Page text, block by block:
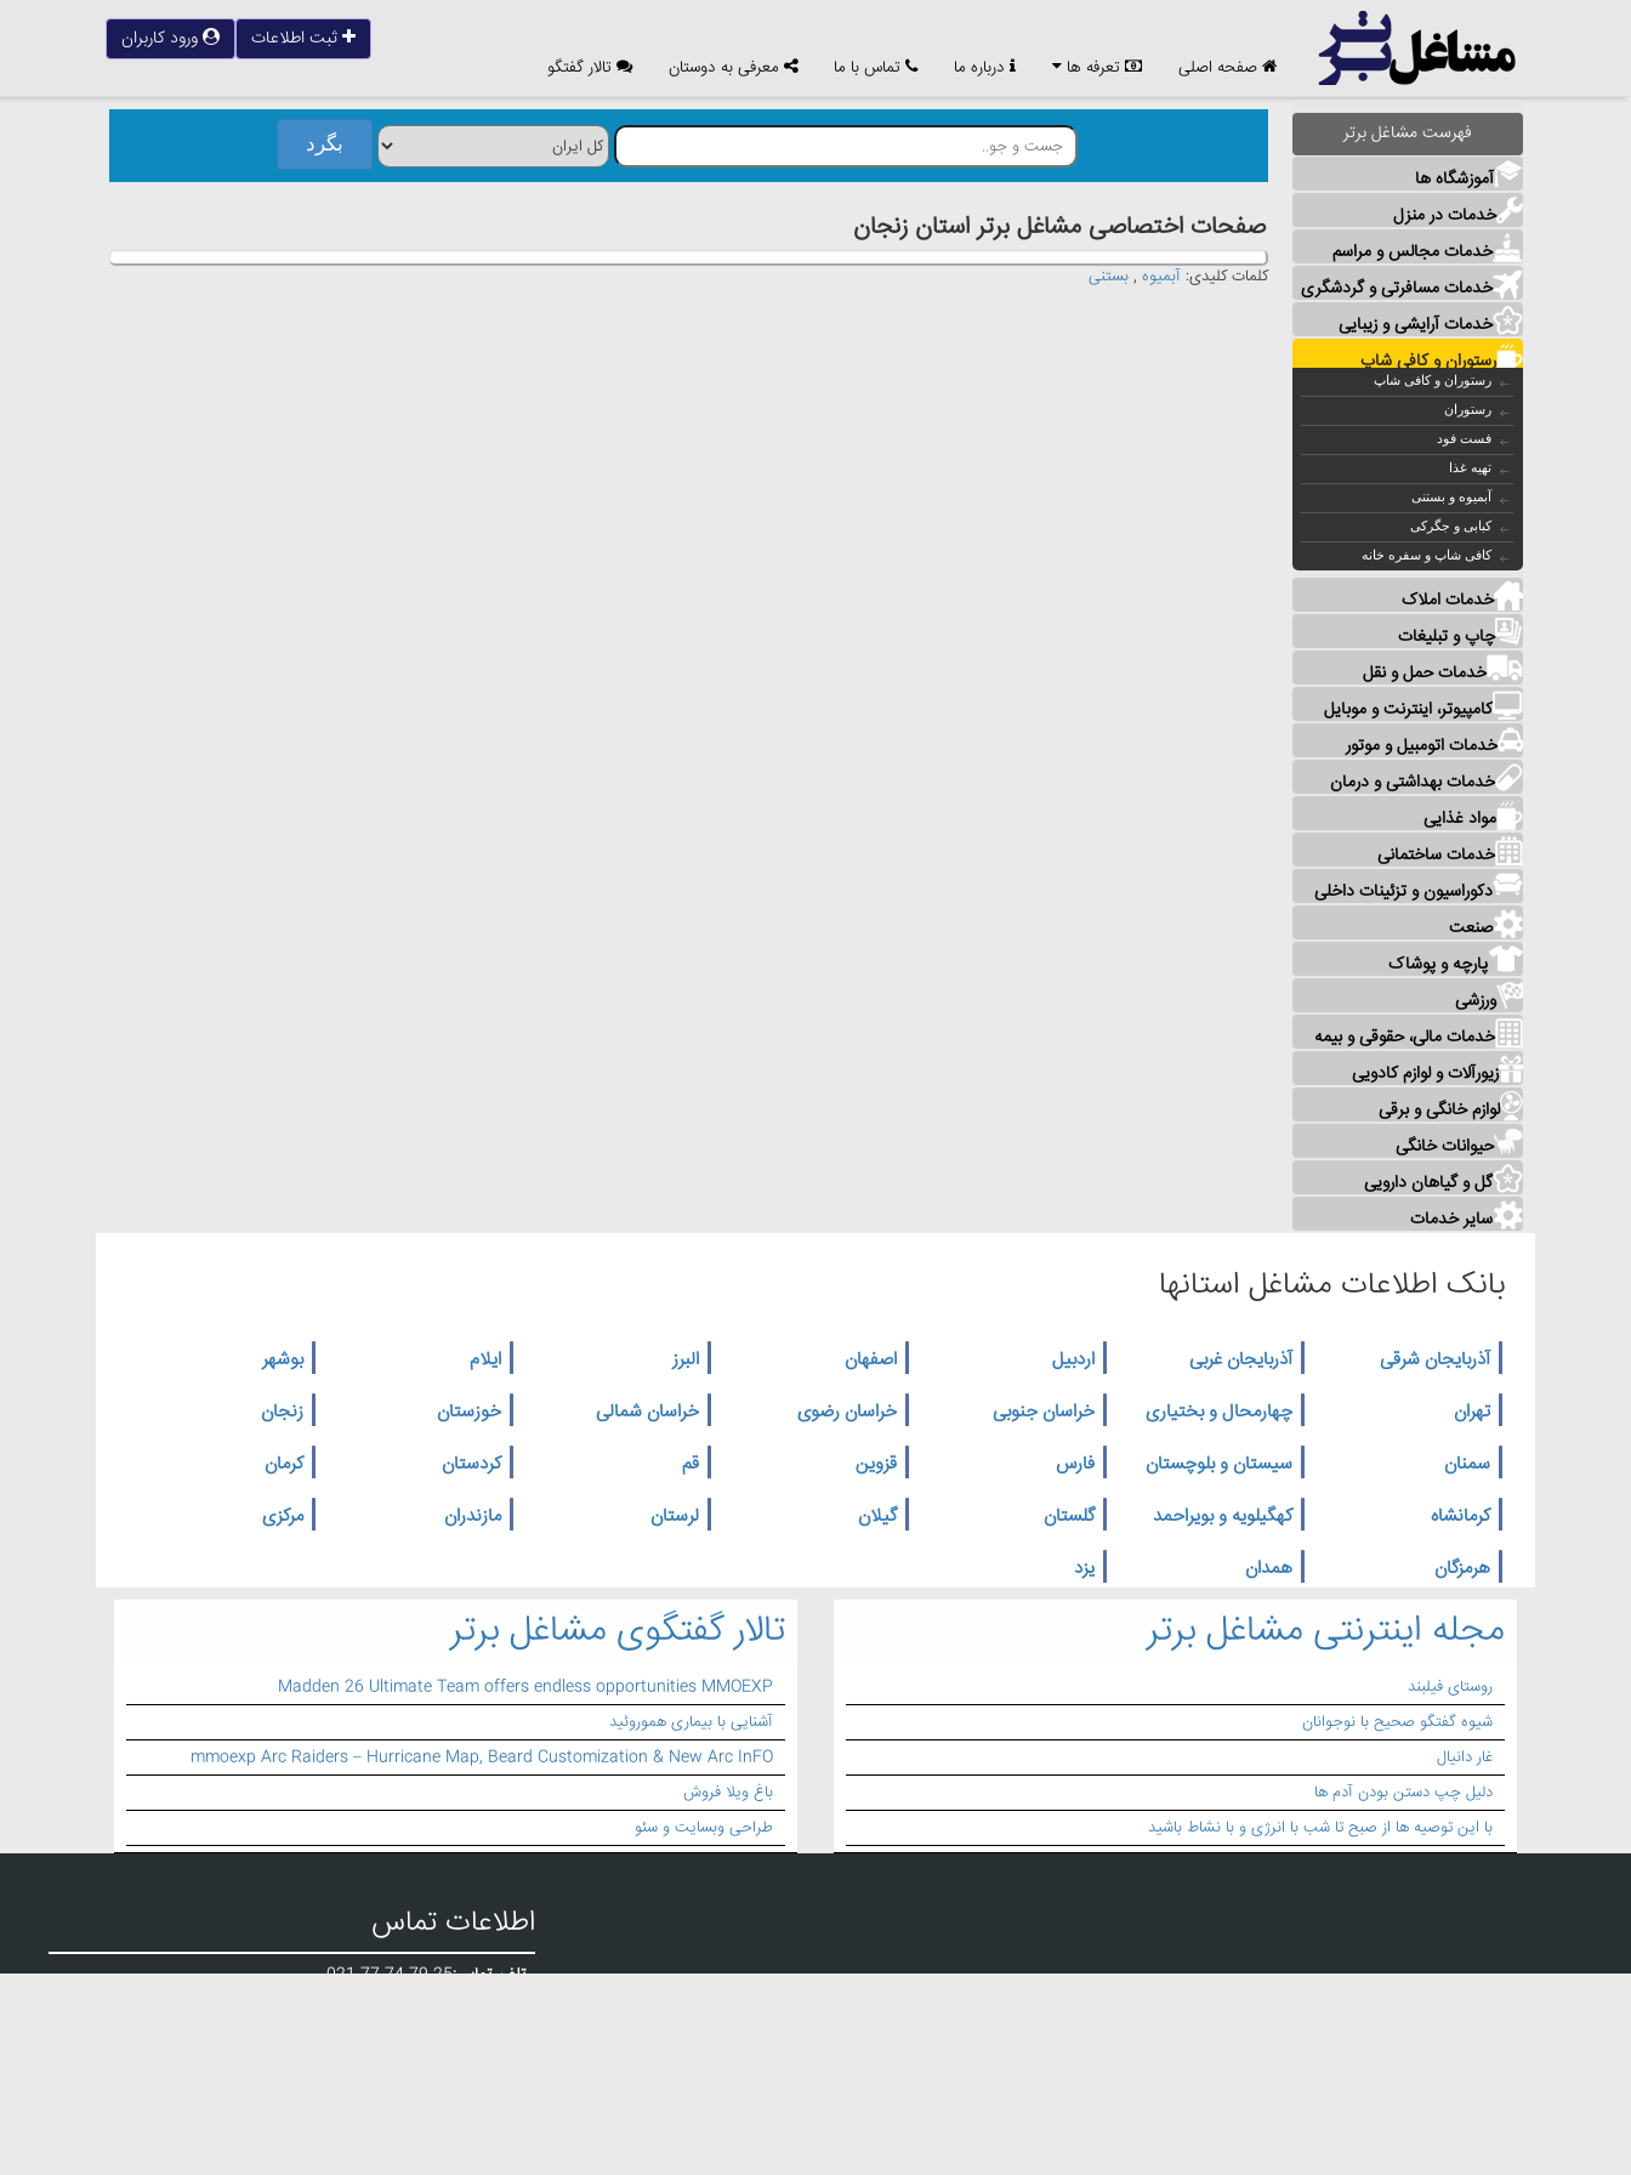
صفحه اصلی تعرفه ها درباره ما تماس با ما معرفی به دوستان تالار گفتگو
ثبت اطلاعات ورود کاربران
فهرست مشاغل برتر
آموزشگاه ها
خدمات در منزل
خدمات مجالس و مراسم
خدمات مسافرتی و گردشگری
خدمات آرایشی و زیبایی
رستوران و کافی شاپ
رستوران و کافی شاپ
رستوران
فست فود
تهیه غذا
آبمیوه و بستنی
کبابی و جگرکی
کافی شاپ و سفره خانه
خدمات املاک
چاپ و تبلیغات
خدمات حمل و نقل
کامپیوتر، اینترنت و موبایل
خدمات اتومبیل و موتور
خدمات بهداشتی و درمان
مواد غذایی
خدمات ساختمانی
دکوراسیون و تزئینات داخلی
صنعت
پارچه و پوشاک
ورزشی
خدمات مالی، حقوقی و بیمه
زیورآلات و لوازم کادویی
لوازم خانگی و برقی
حیوانات خانگی
گل و گیاهان دارویی
سایر خدمات
صفحات اختصاصی مشاغل برتر استان زنجان
کلمات کلیدی: آبمیوه , بستنی
بانک اطلاعات مشاغل استانها
آذربایجان شرقی آذربایجان غربی اردبیل اصفهان البرز ایلام
بوشهر
تهران
چهارمحال و بختیاری خراسان جنوبی خراسان رضوی خراسان شمالی خوزستان
زنجان
سمنان
سیستان و بلوچستان فارس قزوین قم کردستان
کرمان
کرمانشاه
کهگیلویه و بویراحمد گلستان گیلان لرستان مازندران
مرکزی
هرمزگان
همدان یزد
تالار گفتگوی مشاغل برتر
Madden 26 Ultimate Team offers endless opportunities MMOEXP
آشنایی با بیماری هموروئید
mmoexp Arc Raiders – Hurricane Map, Beard Customization & New Arc InFO
باغ ویلا فروش
طراحی وبسایت و سئو
مجله اینترنتی مشاغل برتر
روستای فیلبند
شیوه گفتگو صحیح با نوجوانان
غار دانیال
دلیل چپ دستن بودن آدم ها
با این توصیه ها از صبح تا شب با انرژی و با نشاط باشید
اطلاعات تماس
تلفن تماس:021 77 74 79 25